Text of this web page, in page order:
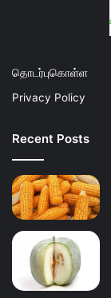
தொடர்புகொள்ள
Privacy Policy
Recent Posts